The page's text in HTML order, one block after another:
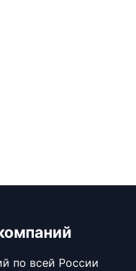
по всей России